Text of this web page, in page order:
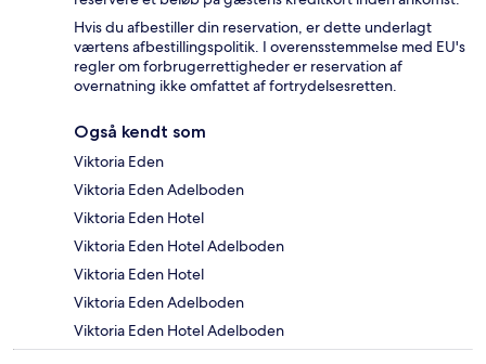
Hvis du afbestiller din reservation, er dette underlagt
værtens afbestillingspolitik. I overensstemmelse med EU's
regler om forbrugerrettigheder er reservation af
overnatning ikke omfattet af fortrydelsesretten.
Også kendt som
Viktoria Eden
Viktoria Eden Adelboden
Viktoria Eden Hotel
Viktoria Eden Hotel Adelboden
Viktoria Eden Hotel
Viktoria Eden Adelboden
Viktoria Eden Hotel Adelboden